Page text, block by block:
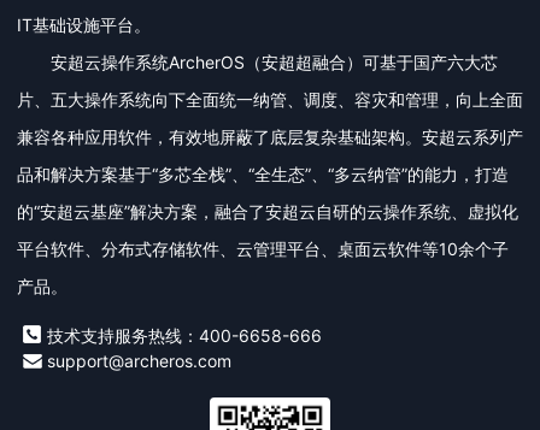
IT基础设施平台。
安超云操作系统ArcherOS（安超超融合）可基于国产六大芯
片、五大操作系统向下全面统一纳管、调度、容灾和管理，向上全面
兼容各种应用软件，有效地屏蔽了底层复杂基础架构。安超云系列产
品和解决方案基于“多芯全栈”、“全生态”、“多云纳管”的能力，打造
的“安超云基座”解决方案，融合了安超云自研的云操作系统、虚拟化
平台软件、分布式存储软件、云管理平台、桌面云软件等10余个子
产品。
技术支持服务热线：400-6658-666
support@archeros.com